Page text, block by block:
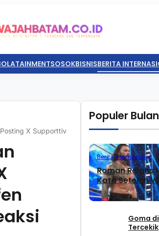
SOSOKBISNISBERITA
X Supporttive Katseye di HYBE Geffen
Populer
Berita Internasional
Roman Reigns
Kata Setelah
Goma